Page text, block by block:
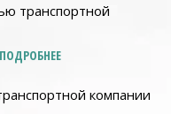
транспортной
ПОДРОБНЕЕ
компании